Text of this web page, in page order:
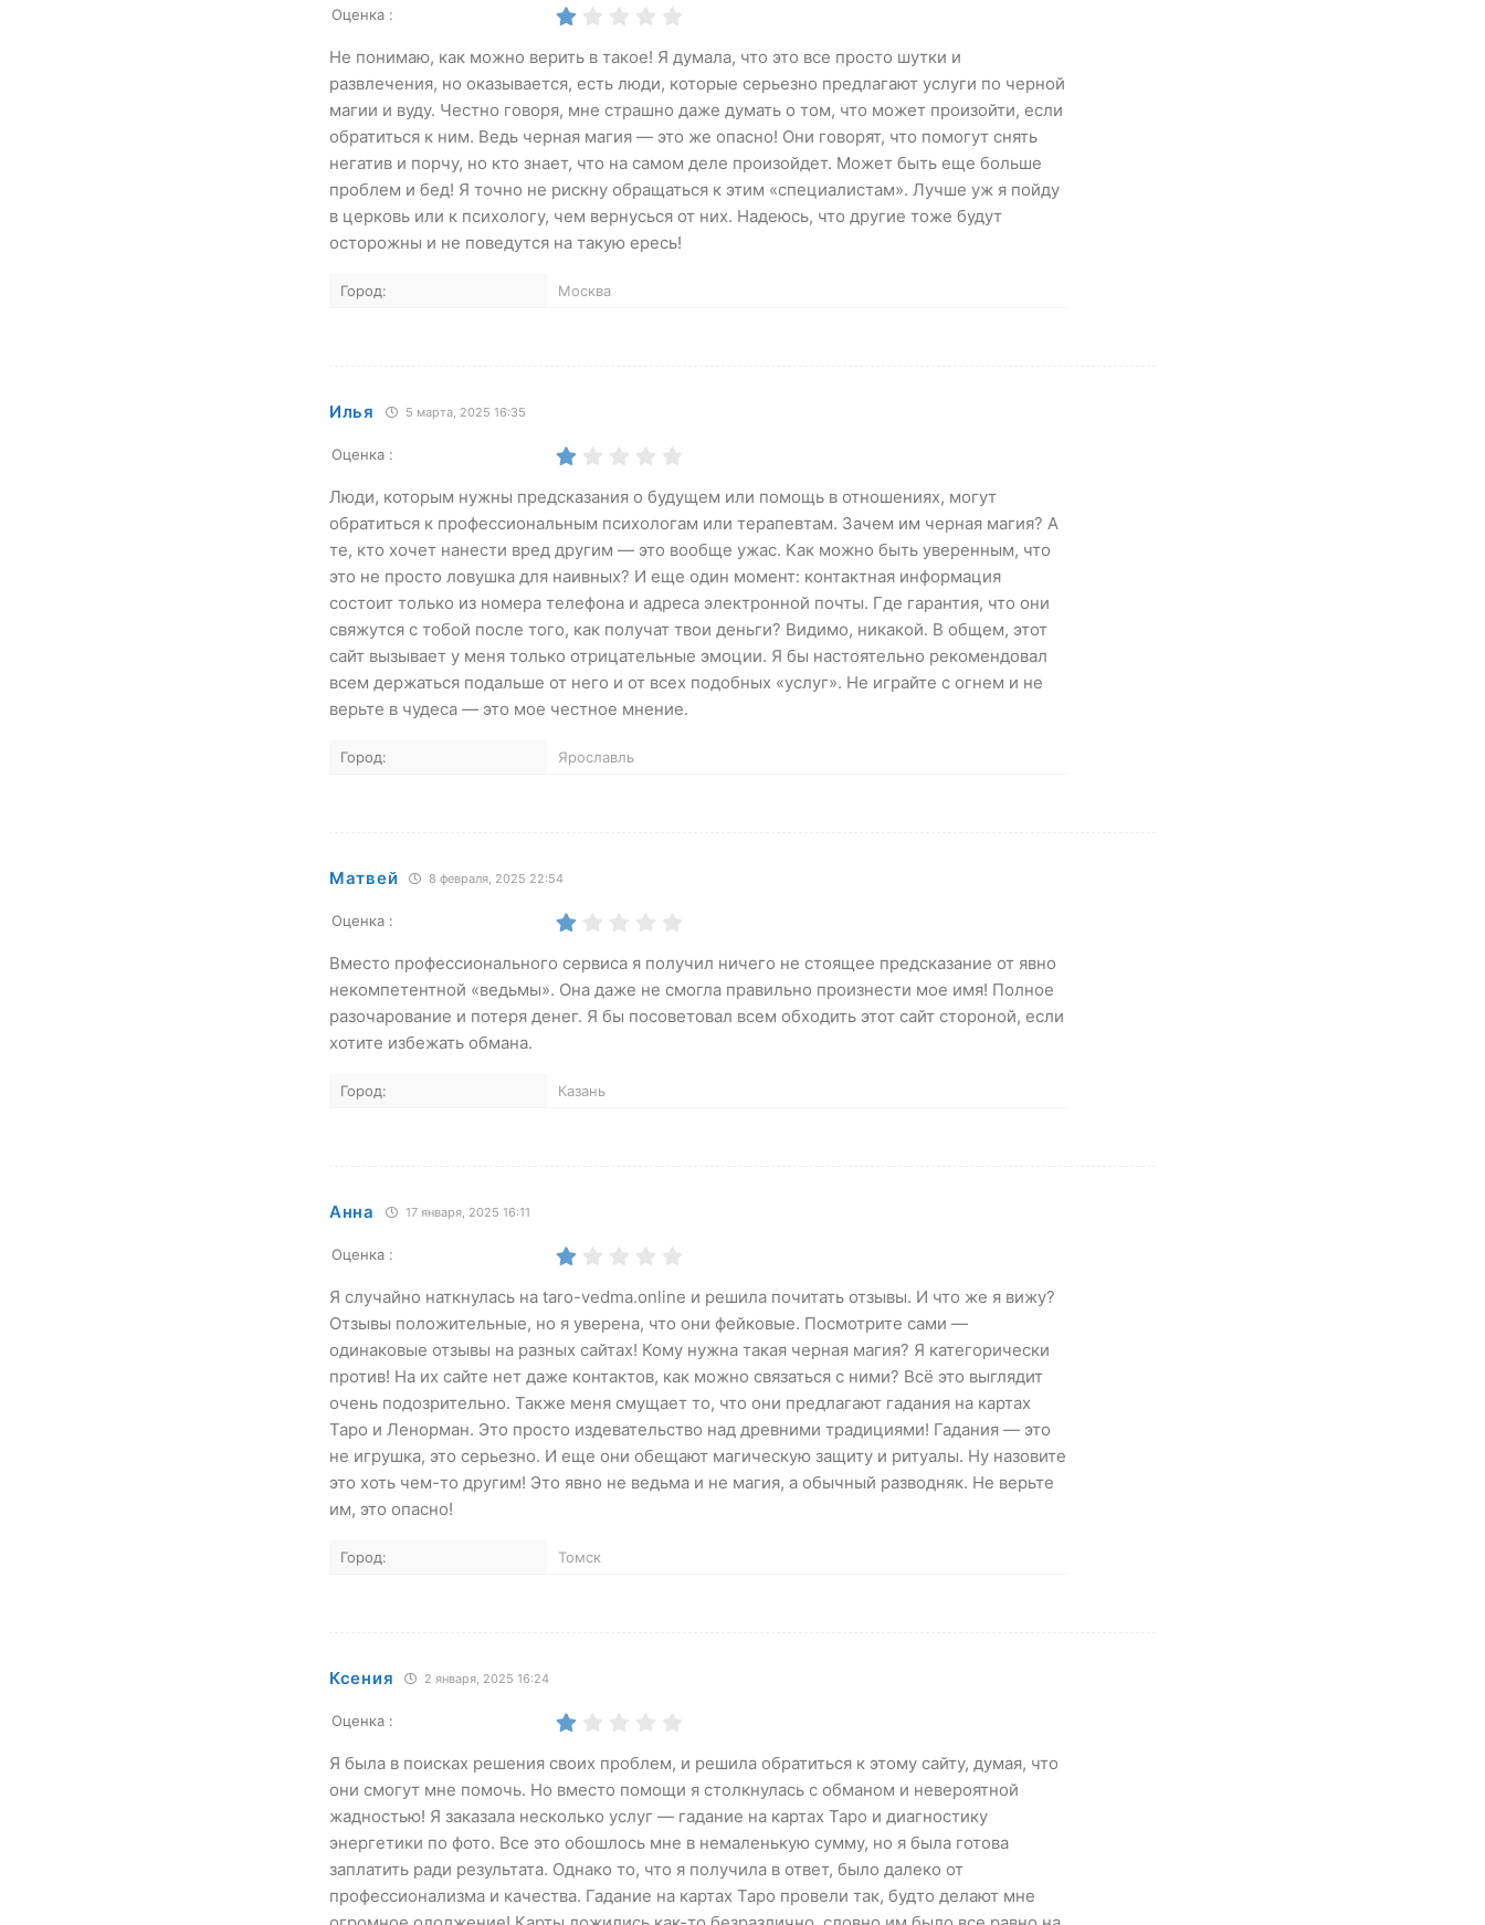
Оценка :
Не понимаю, как можно верить в такое! Я думала, что это все просто шутки и
развлечения, но оказывается, есть люди, которые серьезно предлагают услуги по черной
магии и вуду. Честно говоря, мне страшно даже думать о том, что может произойти, если
обратиться к ним. Ведь черная магия — это же опасно! Они говорят, что помогут снять
негатив и порчу, но кто знает, что на самом деле произойдет. Может быть еще больше
проблем и бед! Я точно не рискну обращаться к этим «специалистам». Лучше уж я пойду
в церковь или к психологу, чем вернусься от них. Надеюсь, что другие тоже будут
осторожны и не поведутся на такую ересь!
Город: Москва
Илья 5 марта, 2025 16:35
Оценка :
Люди, которым нужны предсказания о будущем или помощь в отношениях, могут
обратиться к профессиональным психологам или терапевтам. Зачем им черная магия? А
те, кто хочет нанести вред другим — это вообще ужас. Как можно быть уверенным, что
это не просто ловушка для наивных? И еще один момент: контактная информация
состоит только из номера телефона и адреса электронной почты. Где гарантия, что они
свяжутся с тобой после того, как получат твои деньги? Видимо, никакой. В общем, этот
сайт вызывает у меня только отрицательные эмоции. Я бы настоятельно рекомендовал
всем держаться подальше от него и от всех подобных «услуг». Не играйте с огнем и не
верьте в чудеса — это мое честное мнение.
Город: Ярославль
Матвей 8 февраля, 2025 22:54
Оценка :
Вместо профессионального сервиса я получил ничего не стоящее предсказание от явно
некомпетентной «ведьмы». Она даже не смогла правильно произнести мое имя! Полное
разочарование и потеря денег. Я бы посоветовал всем обходить этот сайт стороной, если
хотите избежать обмана.
Город: Казань
Анна 17 января, 2025 16:11
Оценка :
Я случайно наткнулась на taro-vedma.online и решила почитать отзывы. И что же я вижу?
Отзывы положительные, но я уверена, что они фейковые. Посмотрите сами —
одинаковые отзывы на разных сайтах! Кому нужна такая черная магия? Я категорически
против! На их сайте нет даже контактов, как можно связаться с ними? Всё это выглядит
очень подозрительно. Также меня смущает то, что они предлагают гадания на картах
Таро и Ленорман. Это просто издевательство над древними традициями! Гадания — это
не игрушка, это серьезно. И еще они обещают магическую защиту и ритуалы. Ну назовите
это хоть чем-то другим! Это явно не ведьма и не магия, а обычный разводняк. Не верьте
им, это опасно!
Город: Томск
Ксения 2 января, 2025 16:24
Оценка :
Я была в поисках решения своих проблем, и решила обратиться к этому сайту, думая, что
они смогут мне помочь. Но вместо помощи я столкнулась с обманом и невероятной
жадностью! Я заказала несколько услуг — гадание на картах Таро и диагностику
энергетики по фото. Все это обошлось мне в немаленькую сумму, но я была готова
заплатить ради результата. Однако то, что я получила в ответ, было далеко от
профессионализма и качества. Гадание на картах Таро провели так, будто делают мне